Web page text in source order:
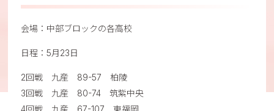
会場：中部ブロックの各高校
日程：5月23日
2回戦 九産 89-57 柏陵
3回戦 九産 80-74 筑紫中央